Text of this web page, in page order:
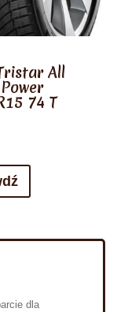
All
74 T
dla